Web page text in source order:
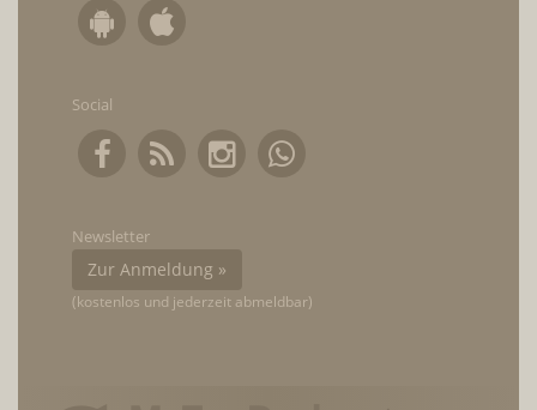
Social
Newsletter
Zur Anmeldung »
(kostenlos und jederzeit abmeldbar)